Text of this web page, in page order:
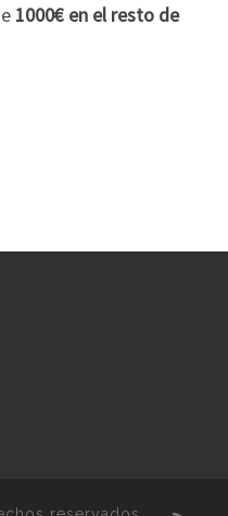
1000€ en el resto de